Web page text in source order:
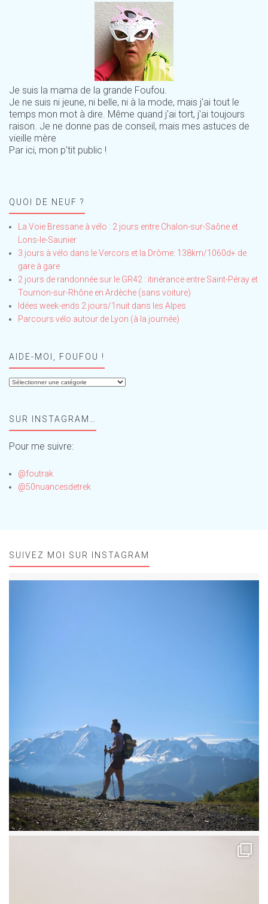
Je suis la mama de la grande Foufou.
Je ne suis ni jeune, ni belle, ni à la mode, mais j'ai tout le
temps mon mot à dire. Même quand j'ai tort, j'ai toujours
raison. Je ne donne pas de conseil, mais mes astuces de
vieille mère
Par ici, mon p'tit public !
QUOI DE NEUF ?
La Voie Bressane à vélo : 2 jours entre Chalon-sur-Saône et
Lons-le-Saunier
3 jours à vélo dans le Vercors et la Drôme: 138km/1060d+ de
gare à gare
2 jours de randonnée sur le GR42 : itinérance entre Saint-Péray et
Tournon-sur-Rhône en Ardèche (sans voiture)
Idées week-ends 2 jours/1nuit dans les Alpes
Parcours vélo autour de Lyon (à la journée)
AIDE-MOI, FOUFOU !
Aide-
!SUR INSTAGRAM…
Pour me suivre:
@foutrak
@50nuancesdetrek
SUIVEZ MOI SUR INSTAGRAM